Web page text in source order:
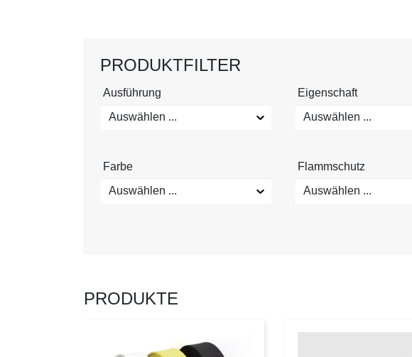
PRODUKTFILTER
Ausführung
Auswählen ...
Eigenschaft
Auswählen ...
Farbe
Auswählen ...
Flammschutz
Auswählen ...
PRODUKTE